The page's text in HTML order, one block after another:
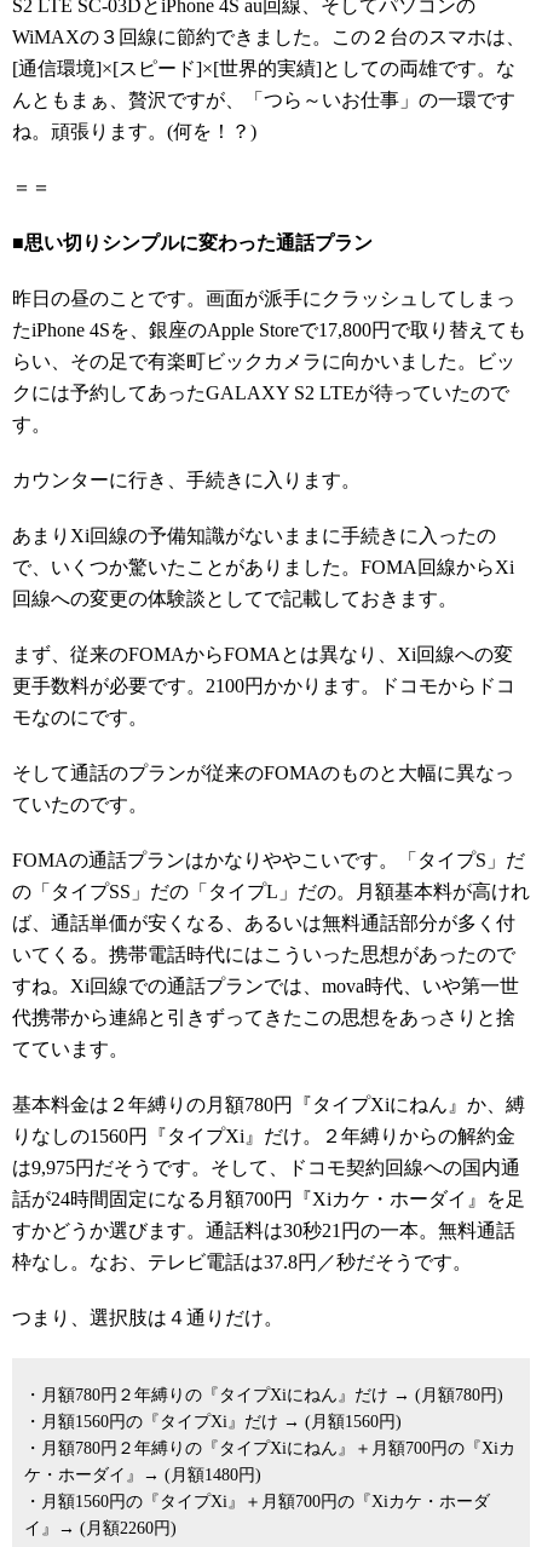
S2 LTE SC-03DとiPhone 4S au回線、そしてパソコンの
WiMAXの３回線に節約できました。この２台のスマホは、
[通信環境]×[スピード]×[世界的実績]としての両雄です。な
んともまぁ、贅沢ですが、「つら～いお仕事」の一環です
ね。頑張ります。(何を！？)
＝＝
■思い切りシンプルに変わった通話プラン
昨日の昼のことです。画面が派手にクラッシュしてしまっ
たiPhone 4Sを、銀座のApple Storeで17,800円で取り替えても
らい、その足で有楽町ビックカメラに向かいました。ビッ
クには予約してあったGALAXY S2 LTEが待っていたので
す。
カウンターに行き、手続きに入ります。
あまりXi回線の予備知識がないままに手続きに入ったの
で、いくつか驚いたことがありました。FOMA回線からXi
回線への変更の体験談としてで記載しておきます。
まず、従来のFOMAからFOMAとは異なり、Xi回線への変
更手数料が必要です。2100円かかります。ドコモからドコ
モなのにです。
そして通話のプランが従来のFOMAのものと大幅に異なっ
ていたのです。
FOMAの通話プランはかなりややこいです。「タイプS」だ
の「タイプSS」だの「タイプL」だの。月額基本料が高けれ
ば、通話単価が安くなる、あるいは無料通話部分が多く付
いてくる。携帯電話時代にはこういった思想があったので
すね。Xi回線での通話プランでは、mova時代、いや第一世
代携帯から連綿と引きずってきたこの思想をあっさりと捨
てています。
基本料金は２年縛りの月額780円『タイプXiにねん』か、縛
りなしの1560円『タイプXi』だけ。２年縛りからの解約金
は9,975円だそうです。そして、ドコモ契約回線への国内通
話が24時間固定になる月額700円『Xiカケ・ホーダイ』を足
すかどうか選びます。通話料は30秒21円の一本。無料通話
枠なし。なお、テレビ電話は37.8円／秒だそうです。
つまり、選択肢は４通りだけ。
・月額780円２年縛りの『タイプXiにねん』だけ → (月額780円)
・月額1560円の『タイプXi』だけ → (月額1560円)
・月額780円２年縛りの『タイプXiにねん』＋月額700円の『Xiカ
ケ・ホーダイ』→ (月額1480円)
・月額1560円の『タイプXi』＋月額700円の『Xiカケ・ホーダ
イ』→ (月額2260円)